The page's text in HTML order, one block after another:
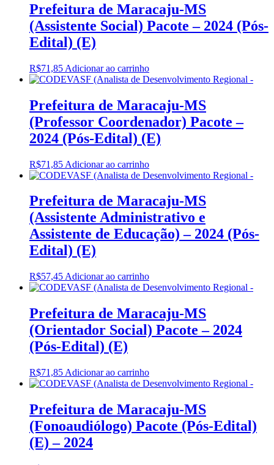
Prefeitura de Maracaju-MS
(Assistente Social) Pacote – 2024 (Pós-
Edital) (E)
R$71,85 Adicionar ao carrinho
Prefeitura de Maracaju-MS
(Professor Coordenador) Pacote –
2024 (Pós-Edital) (E)
R$71,85 Adicionar ao carrinho
Prefeitura de Maracaju-MS
(Assistente Administrativo e
Assistente de Educação) – 2024 (Pós-
Edital) (E)
R$57,45 Adicionar ao carrinho
Prefeitura de Maracaju-MS
(Orientador Social) Pacote – 2024
(Pós-Edital) (E)
R$71,85 Adicionar ao carrinho
Prefeitura de Maracaju-MS
(Fonoaudiólogo) Pacote (Pós-Edital)
(E) – 2024